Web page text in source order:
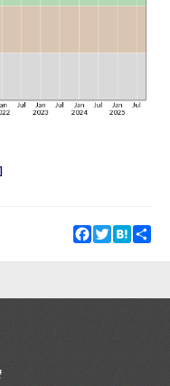
Facebook
TwitterHatena